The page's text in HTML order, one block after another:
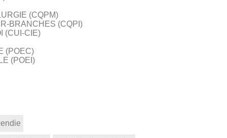
(CQPM)
BRANCHES (CQPI)
(CUI-CIE)
(POEC)
(POEI)